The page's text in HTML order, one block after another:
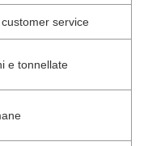
service
e tonnellate